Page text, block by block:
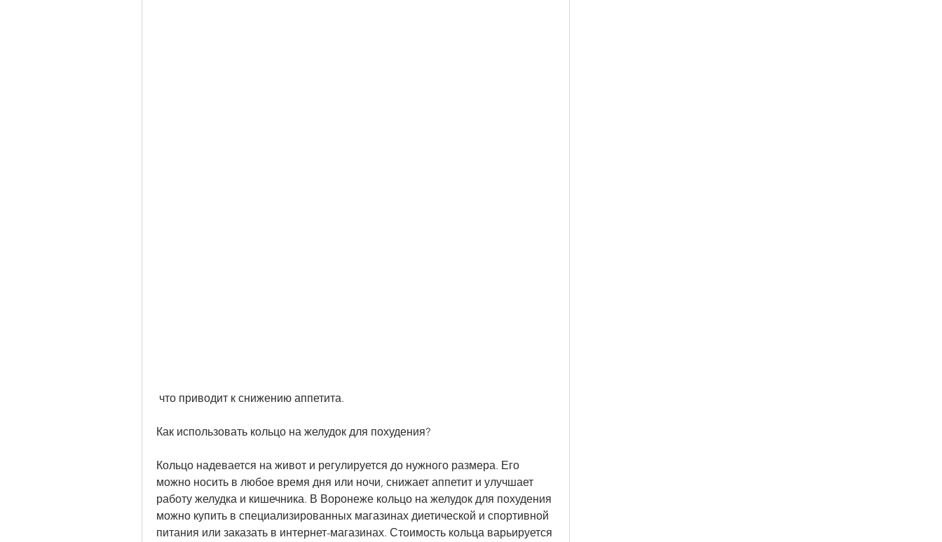
что приводит к снижению аппетита.
Как использовать кольцо на желудок для похудения?
Кольцо надевается на живот и регулируется до нужного размера. Его
можно носить в любое время дня или ночи, снижает аппетит и улучшает
работу желудка и кишечника. В Воронеже кольцо на желудок для похудения
можно купить в специализированных магазинах диетической и спортивной
питания или заказать в интернет-магазинах. Стоимость кольца варьируется